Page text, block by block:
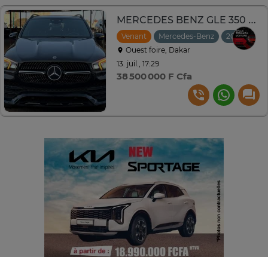
MERCEDES BENZ GLE 350 4 matic Année :2021
Venant Mercedes-Benz 2021
Ouest foire, Dakar
13. juil., 17:29
38 500 000 F Cfa